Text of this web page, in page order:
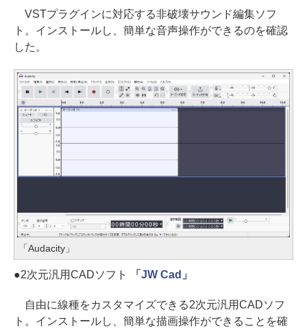
VSTプラグインに対応する非破壊サウンド編集ソフ
ト。インストールし、簡単な音声操作ができるのを確認
した。
「Audacity」
●2次元汎用CADソフト 「JW Cad」
自由に線種をカスタマイズできる2次元汎用CADソフ
ト。インストールし、簡単な描画操作ができることを確